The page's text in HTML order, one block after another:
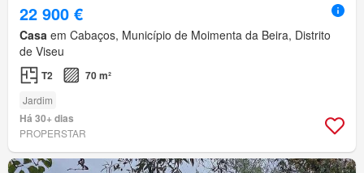
22 900 €
Casa em Cabaços, Município de Moimenta da Beira, Distrito
de Viseu
T2 70 m²
Jardim
Há 30+ dias
PROPERSTAR